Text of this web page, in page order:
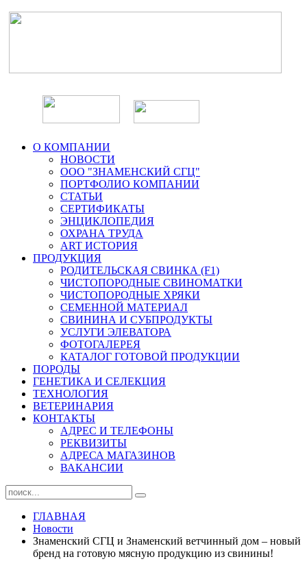
О КОМПАНИИ
НОВОСТИ
ООО "ЗНАМЕНСКИЙ СГЦ"
ПОРТФОЛИО КОМПАНИИ
СТАТЬИ
СЕРТИФИКАТЫ
ЭНЦИКЛОПЕДИЯ
ОХРАНА ТРУДА
ART ИСТОРИЯ
ПРОДУКЦИЯ
РОДИТЕЛЬСКАЯ СВИНКА (F1)
ЧИСТОПОРОДНЫЕ СВИНОМАТКИ
ЧИСТОПОРОДНЫЕ ХРЯКИ
СЕМЕННОЙ МАТЕРИАЛ
СВИНИНА И СУБПРОДУКТЫ
УСЛУГИ ЭЛЕВАТОРА
ФОТОГАЛЕРЕЯ
КАТАЛОГ ГОТОВОЙ ПРОДУКЦИИ
ПОРОДЫ
ГЕНЕТИКА И СЕЛЕКЦИЯ
ТЕХНОЛОГИЯ
ВЕТЕРИНАРИЯ
КОНТАКТЫ
АДРЕС И ТЕЛЕФОНЫ
РЕКВИЗИТЫ
АДРЕСА МАГАЗИНОВ
ВАКАНСИИ
ГЛАВНАЯ
Новости
Знаменский СГЦ и Знаменский ветчинный дом – новый
бренд на готовую мясную продукцию из свинины!